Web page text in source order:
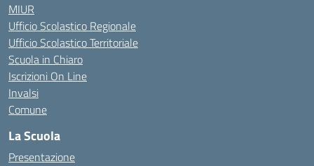
MIUR
Ufficio Scolastico Regionale
Ufficio Scolastico Territoriale
Scuola in Chiaro
Iscrizioni On Line
Invalsi
Comune
La Scuola
Presentazione